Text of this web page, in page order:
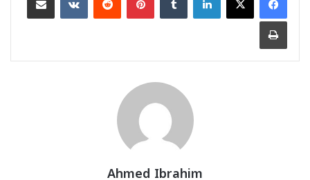
طباعة
Ahmed Ibrahim